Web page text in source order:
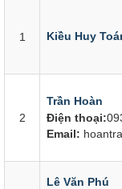
1 Kiều Huy
2
Trần Hoàn
Điện thoại:
Email:
Lê Văn Phú